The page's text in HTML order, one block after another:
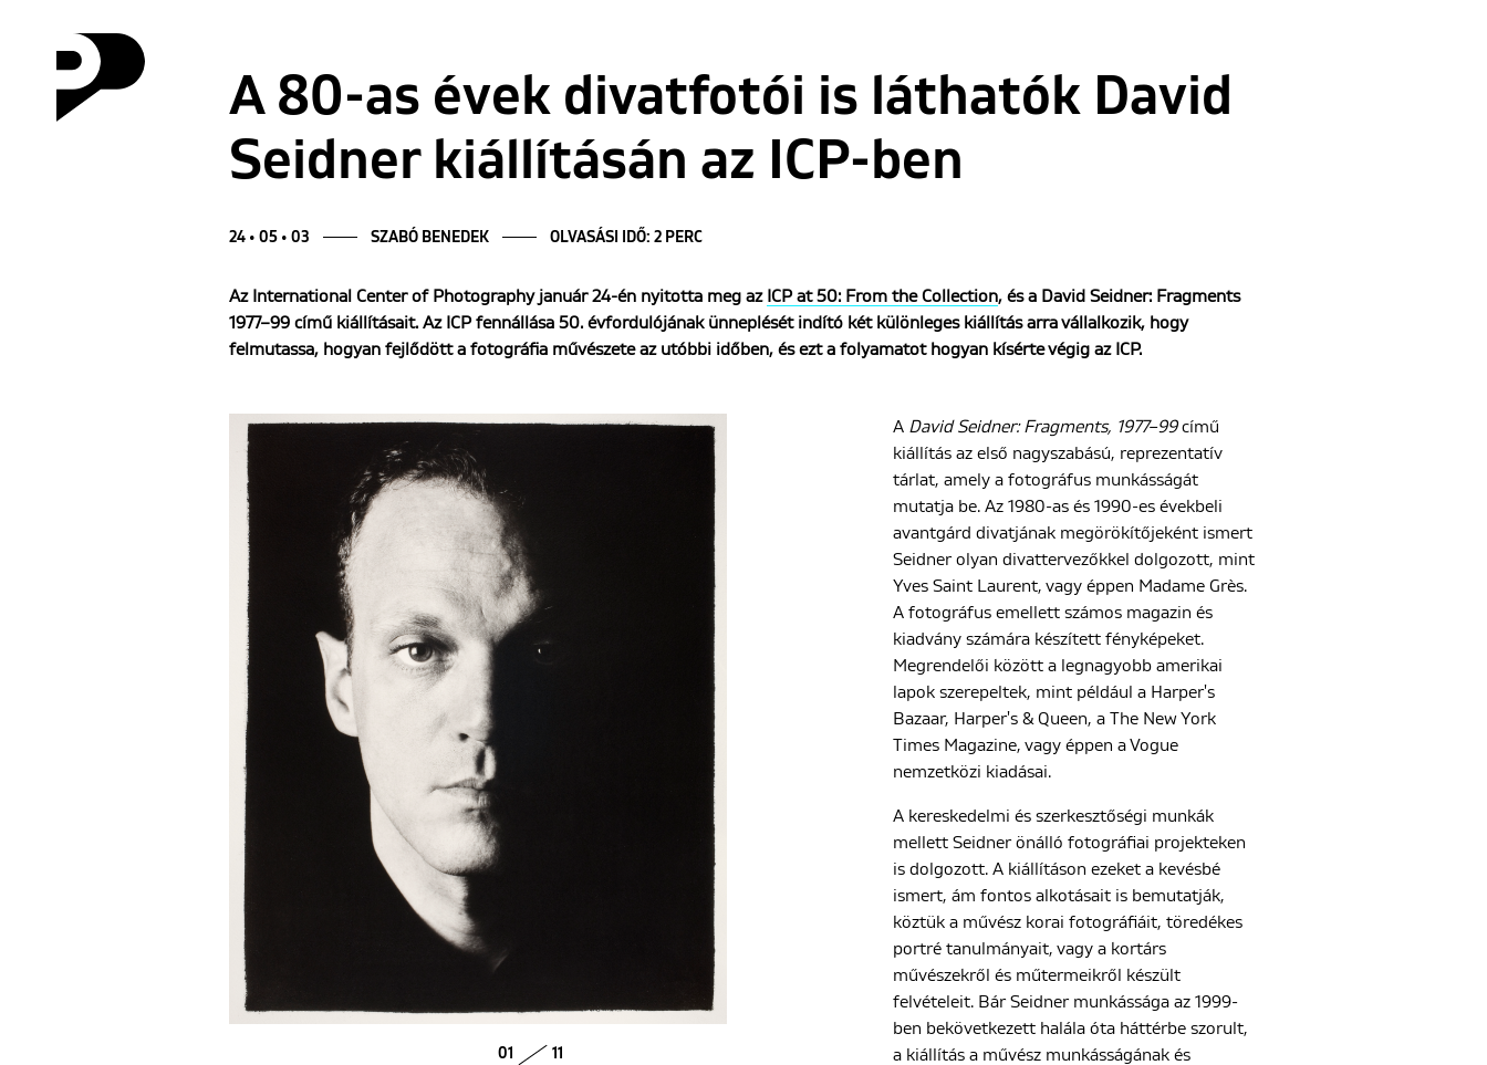
A 80-as évek divatfotói is láthatók David
Seidner kiállításán az ICP-ben
24 • 05 • 03 SZABÓ BENEDEK OLVASÁSI IDŐ: 2 PERC
Az International Center of Photography január 24-én nyitotta meg az ICP at 50: From the Collection, és a David Seidner: Fragments
1977–99 című kiállításait. Az ICP fennállása 50. évfordulójának ünneplését indító két különleges kiállítás arra vállalkozik, hogy
felmutassa, hogyan fejlődött a fotográfia művészete az utóbbi időben, és ezt a folyamatot hogyan kísérte végig az ICP.
01 11
A David Seidner: Fragments, 1977–99című
kiállítás az első nagyszabású, reprezentatív
tárlat, amely a fotográfus munkásságát
mutatja be. Az 1980-as és 1990-es évekbeli
avantgárd divatjának megörökítőjeként ismert
Seidner olyan divattervezőkkel dolgozott, mint
Yves Saint Laurent, vagy éppen Madame Grès.
A fotográfus emellett számos magazin és
kiadvány számára készített fényképeket.
Megrendelői között a legnagyobb amerikai
lapok szerepeltek, mint például a Harper's
Bazaar, Harper's & Queen, a The New York
Times Magazine, vagy éppen a Vogue
nemzetközi kiadásai.
A kereskedelmi és szerkesztőségi munkák
mellett Seidner önálló fotográfiai projekteken
is dolgozott. A kiállításon ezeket a kevésbé
ismert, ám fontos alkotásait is bemutatják,
köztük a művész korai fotográfiáit, töredékes
portré tanulmányait, vagy a kortárs
művészekről és műtermeikről készült
felvételeit. Bár Seidner munkássága az 1999-
ben bekövetkezett halála óta háttérbe szorult,
a kiállítás a művész munkásságának és